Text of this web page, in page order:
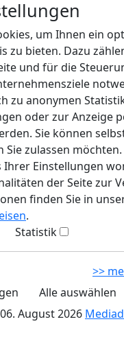
um Ihnen ein
zu bieten. Dazu
und für die
zu anonymen
oder zur Anzeige
Sie können
Sie zulassen
Ihrer Einstellungen
der Seite zur
finden Sie in
.
Statistik
>>
Alle auswählen
August 2026